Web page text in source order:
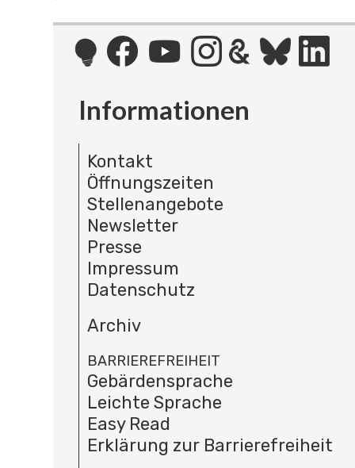
Informationen
Kontakt
Öffnungszeiten
Stellenangebote
Newsletter
Presse
Impressum
Datenschutz
Archiv
BARRIEREFREIHEIT
Gebärdensprache
Leichte Sprache
Easy Read
Erklärung zur Barrierefreiheit